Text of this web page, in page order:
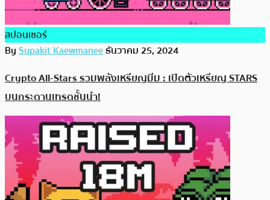
สปอนเซอร์
BySupakit Kaewmaneeธันวาคม 25, 2024
Crypto All-Stars รวมพลังเหรียญมีม : เปิดตัวเหรียญ STARS
บนกระดานเทรดชั้นนำ!